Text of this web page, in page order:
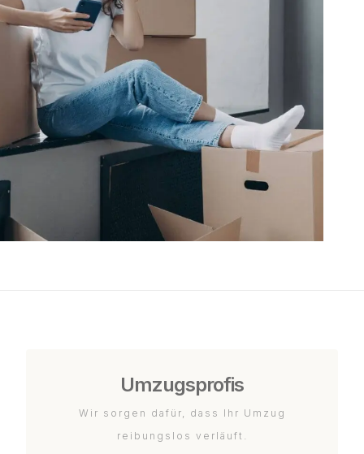
Umzugsprofis
Wir sorgen dafür, dass Ihr Umzug
reibungslos verläuft.